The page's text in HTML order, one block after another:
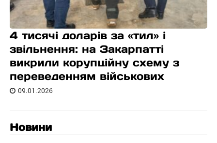
4 тисячі доларів за «тил» і
звільнення: на Закарпатті
викрили корупційну схему з
переведенням військових
09.01.2026
Новини